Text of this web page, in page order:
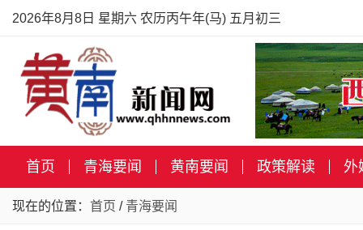
2026年8月8日 星期六 农历丙午年(马) 五月初三
首页 青海要闻 黄南要闻 政策解读 外
现在的位置： 首页 / 青海要闻